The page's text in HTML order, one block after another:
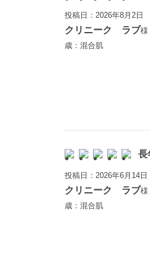
投稿日：2026年8月2日
クリニーク ラブ
歳：混合肌
長
投稿日：2026年6月14日
クリニーク ラブ
歳：混合肌